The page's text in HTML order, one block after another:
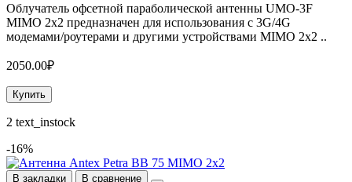
Облучатель офсетной параболической антенны UMO-3F
MIMO 2x2 предназначен для использования с 3G/4G
модемами/роутерами и другими устройствами MIMO 2х2 ..
2050.00₽
Купить
2 text_instock
-16%
В закладки В сравнение